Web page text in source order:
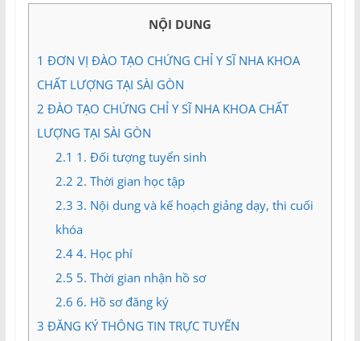
Miền
NỘI DUNG
1 ĐƠN VỊ ĐÀO TẠO CHỨNG CHỈ Y SĨ NHA KHOA
CHẤT LƯỢNG TẠI SÀI GÒN
2 ĐÀO TẠO CHỨNG CHỈ Y SĨ NHA KHOA CHẤT
LƯỢNG TẠI SÀI GÒN
2.1 1. Đối tượng tuyển sinh
2.2 2. Thời gian học tập
2.3 3. Nội dung và kế hoạch giảng dạy, thi cuối
khóa
2.44. Học phí
2.5 5. Thời gian nhận hồ sơ
2.6 6. Hồ sơ đăng ký
3 ĐĂNG KÝ THÔNG TIN TRỰC TUYẾN